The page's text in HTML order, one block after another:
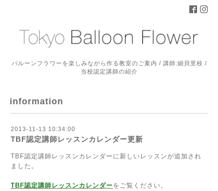
バルーンフラワーを楽しみながら作る教室のご案内 / 講師:細貝里枝 /
当校認定講師の紹介
information
2013-11-13 10:34:00
TBF認定講師レッスンカレンダー更新
TBF認定講師レッスンカレンダーに新しいレッスンが追加され
ました。
TBF認定講師レッスンカレンダーをご覧ください。